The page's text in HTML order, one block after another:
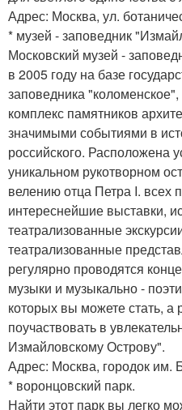
Адрес: Москва, ул.
* музей - заповедник
Московский музей -
в 2005 году на базе
заповедника
комплекс памятников
значимыми событиями в
российского. Расположена
уникальном рукотворном
велению отца Петра I. всех
интереснейшие выставки,
театрализованные
театрализованные
регулярно проводятся
музыки и музыкально -
которых вы можете стать, а
поучаствовать в
Измайловскому Острову".
Адрес: Москва, городок им.
* воронцовский парк.
Найти этот парк вы легко